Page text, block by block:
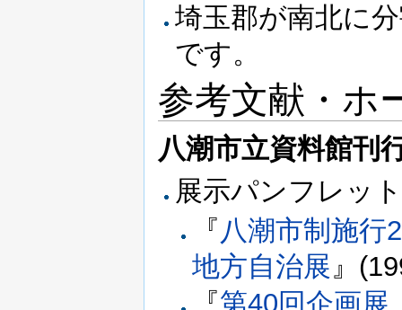
埼玉郡が南北に
です。
参考文献・ホ
八潮市立資料館刊
展示パンフレッ
『 八潮市制施
地方自治展 』
『第40回企画